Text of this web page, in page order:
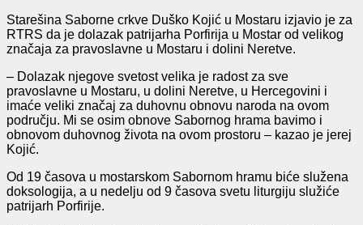
Starešina Saborne crkve Duško Kojić u Mostaru izjavio je za
RTRS da je dolazak patrijarha Porfirija u Mostar od velikog
značaja za pravoslavne u Mostaru i dolini Neretve.
– Dolazak njegove svetost velika je radost za sve
pravoslavne u Mostaru, u dolini Neretve, u Hercegovini i
imaće veliki značaj za duhovnu obnovu naroda na ovom
području. Mi se osim obnove Sabornog hrama bavimo i
obnovom duhovnog života na ovom prostoru – kazao je jerej
Kojić.
Od 19 časova u mostarskom Sabornom hramu biće služena
doksologija, a u nedelju od 9 časova svetu liturgiju služiće
patrijarh Porfirije.